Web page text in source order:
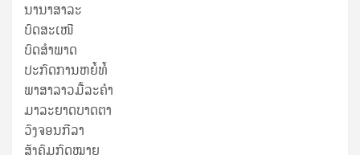
ນານາສາລະ
ບົດສະເໜີ
ບົດສໍາພາດ
ປະກົດການຫຍໍ້ທໍ້
ພາສາລາວມື້ລະຄຳ
ມາລະຍາດບາດຕາ
ວົງຈອນກີລາ
ສັງຄົມກົດໝາຍ